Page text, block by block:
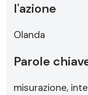
l'azione
Olanda
Parole
misurazione,